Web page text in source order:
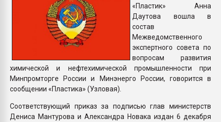
«Пластик» Анна
Даутова вошла в
состав
Межведомственного
экспертного совета по
вопросам развития
химической и нефтехимической промышленности при
Минпромторге России и Минэнерго России, говорится в
сообщении «Пластика» (Узловая).
Соответствующий приказ за подписью глав министерств
Дениса Мантурова и Александра Новака издан 6 декабря